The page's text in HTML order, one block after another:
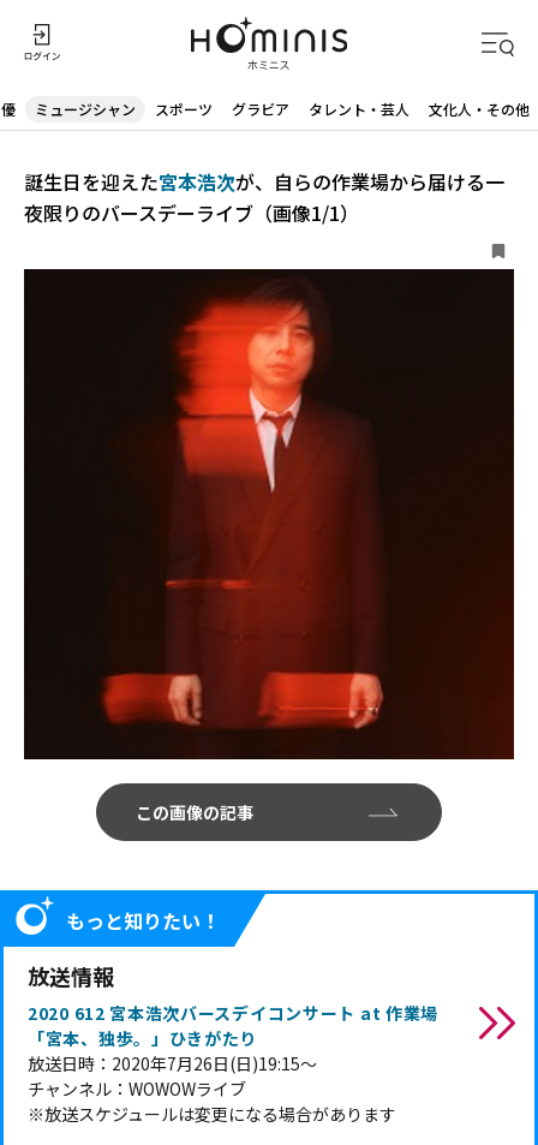
ミュージシャン スポーツ グラビア タレント・芸人 文化人・その他
誕生日を迎えた宮本浩次が、自らの作業場から届ける一
夜限りのバースデーライブ（画像1/1）
この画像の記事
もっと知りたい！
放送情報
2020 612 宮本浩次バースデイコンサート at 作業場
「宮本、独歩。」ひきがたり
放送日時：2020年7月26日(日)19:15～
チャンネル：WOWOWライブ
※放送スケジュールは変更になる場合があります